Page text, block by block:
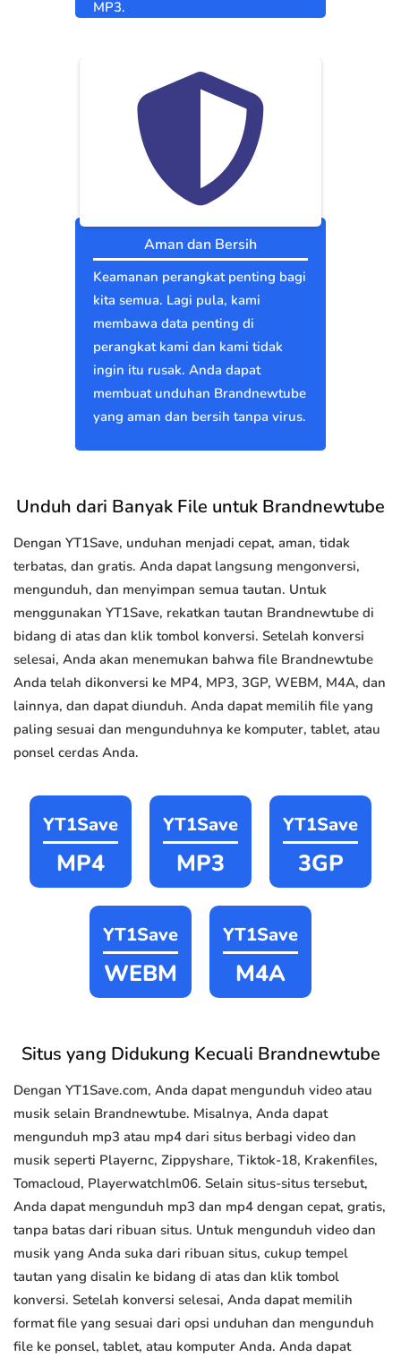
MP3.
Aman dan Bersih
Keamanan perangkat penting bagi
kita semua. Lagi pula, kami
membawa data penting di
perangkat kami dan kami tidak
ingin itu rusak. Anda dapat
membuat unduhan Brandnewtube
yang aman dan bersih tanpa virus.
Unduh dari Banyak File untuk Brandnewtube
Dengan YT1Save, unduhan menjadi cepat, aman, tidak
terbatas, dan gratis. Anda dapat langsung mengonversi,
mengunduh, dan menyimpan semua tautan. Untuk
menggunakan YT1Save, rekatkan tautan Brandnewtube di
bidang di atas dan klik tombol konversi. Setelah konversi
selesai, Anda akan menemukan bahwa file Brandnewtube
Anda telah dikonversi ke MP4, MP3, 3GP, WEBM, M4A, dan
lainnya, dan dapat diunduh. Anda dapat memilih file yang
paling sesuai dan mengunduhnya ke komputer, tablet, atau
ponsel cerdas Anda.
YT1Save
MP4
YT1Save
MP3
YT1Save
3GP
YT1Save
WEBM
YT1Save
M4A
Situs yang Didukung Kecuali Brandnewtube
Dengan YT1Save.com, Anda dapat mengunduh video atau
musik selain Brandnewtube. Misalnya, Anda dapat
mengunduh mp3 atau mp4 dari situs berbagi video dan
musik seperti Playernc, Zippyshare, Tiktok-18, Krakenfiles,
Tomacloud, Playerwatchlm06. Selain situs-situs tersebut,
Anda dapat mengunduh mp3 dan mp4 dengan cepat, gratis,
tanpa batas dari ribuan situs. Untuk mengunduh video dan
musik yang Anda suka dari ribuan situs, cukup tempel
tautan yang disalin ke bidang di atas dan klik tombol
konversi. Setelah konversi selesai, Anda dapat memilih
format file yang sesuai dari opsi unduhan dan mengunduh
file ke ponsel, tablet, atau komputer Anda. Anda dapat